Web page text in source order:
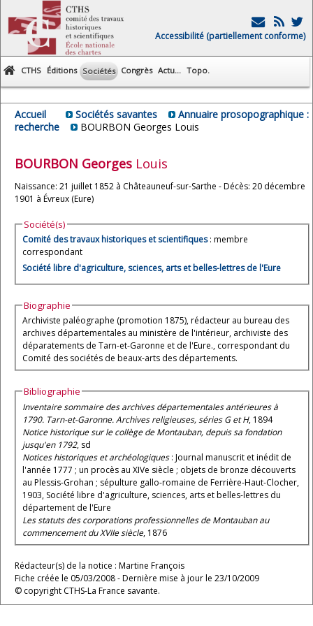
Accessibilité (partiellement conforme)
CTHS Éditions Sociétés Congrès Actu... Topo.
Accueil Sociétés savantes
Annuaire prosopographique :
recherche
BOURBON Georges Louis
BOURBON Georges Louis
Naissance: 21 juillet 1852 à Châteauneuf-sur-Sarthe - Décès: 20 décembre
1901 à Évreux (Eure)
Société(s)
Comité des travaux historiques et scientifiques: membre
correspondant
Société libre d'agriculture, sciences, arts et belles-lettres de l'Eure
Biographie
Archiviste paléographe (promotion 1875), rédacteur au bureau des
archives départementales au ministère de l'intérieur, archiviste des
déparatements de Tarn-et-Garonne et de l'Eure., correspondant du
Comité des sociétés de beaux-arts des départements.
Bibliographie
Inventaire sommaire des archives départementales antérieures à
1790. Tarn-et-Garonne. Archives religieuses, séries G et H, 1894
Notice historique sur le collège de Montauban, depuis sa fondation
jusqu'en 1792, sd
Notices historiques et archéologiques: Journal manuscrit et inédit de
l'année 1777 ; un procès au XIVe siècle ; objets de bronze découverts
au Plessis-Grohan ; sépulture gallo-romaine de Ferrière-Haut-Clocher,
1903, Société libre d'agriculture, sciences, arts et belles-lettres du
département de l'Eure
Les statuts des corporations professionnelles de Montauban au
commencement du XVIIe siècle, 1876
Rédacteur(s) de la notice : Martine François
Fiche créée le 05/03/2008 - Dernière mise à jour le 23/10/2009
© copyright CTHS-La France savante.